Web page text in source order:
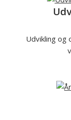
Udvikling og